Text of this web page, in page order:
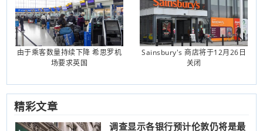
由于乘客数量持续下降 希思罗机
场要求英国
Sainsbury's 商店将于12月26日
关闭
精彩文章
调查显示各银行预计伦敦仍将是最